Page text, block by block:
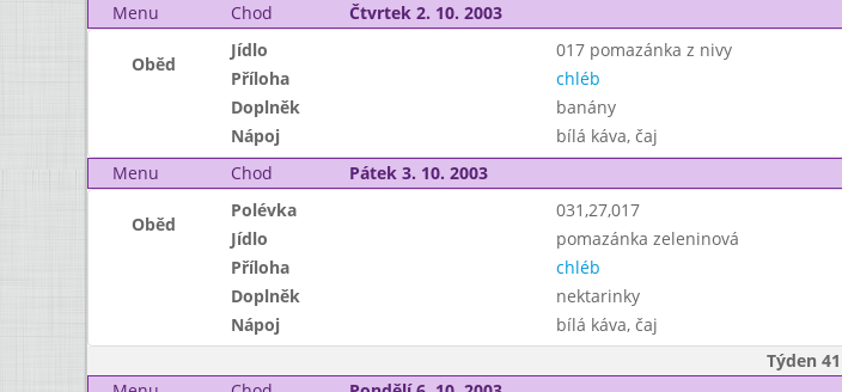
Menu
Chod Čtvrtek 2. 10. 2003
Oběd
Jídlo
017 pomazánka z nivy
Příloha
chléb
Doplněk
banány
Nápoj
bílá káva, čaj
Menu
Chod Pátek 3. 10. 2003
Oběd
Polévka
031,27,017
Jídlo
pomazánka zeleninová
Příloha
chléb
Doplněk
nektarinky
Nápoj
bílá káva, čaj
Týden 41